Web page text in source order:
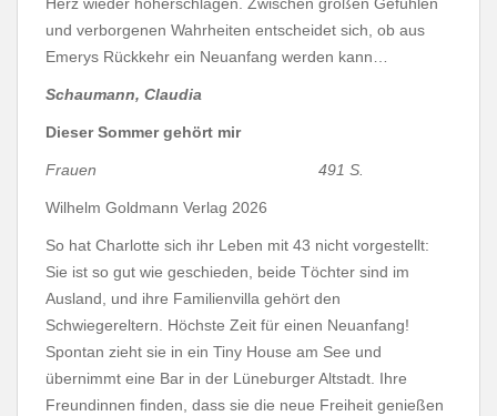
Herz wieder höherschlagen. Zwischen großen Gefühlen
und verborgenen Wahrheiten entscheidet sich, ob aus
Emerys Rückkehr ein Neuanfang werden kann…
Schaumann, Claudia
Dieser Sommer gehört mir
Frauen 491 S.
Wilhelm Goldmann Verlag 2026
So hat Charlotte sich ihr Leben mit 43 nicht vorgestellt:
Sie ist so gut wie geschieden, beide Töchter sind im
Ausland, und ihre Familienvilla gehört den
Schwiegereltern. Höchste Zeit für einen Neuanfang!
Spontan zieht sie in ein Tiny House am See und
übernimmt eine Bar in der Lüneburger Altstadt. Ihre
Freundinnen finden, dass sie die neue Freiheit genießen